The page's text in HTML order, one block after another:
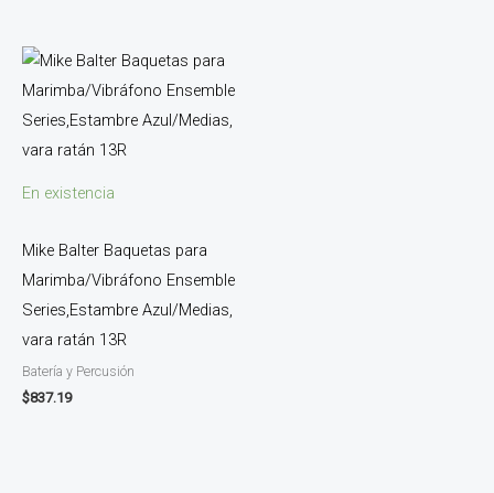
En existencia
Mike Balter Baquetas para
Marimba/Vibráfono Ensemble
Series,Estambre Azul/Medias,
vara ratán 13R
Batería y Percusión
$837.19